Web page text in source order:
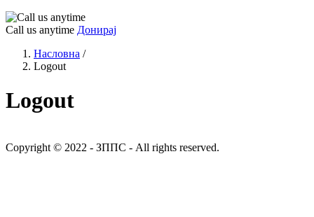
Call us anytime Донирај
Насловна /
Logout
Logout
Copyright © 2022 - ЗППС - All rights reserved.